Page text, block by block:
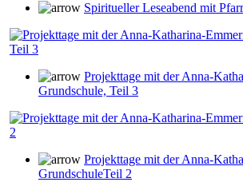
Spiritueller Leseabend mit
Projekttage mit der Anna-
Grundschule, Teil 3
Projekttage mit der Anna-
GrundschuleTeil 2